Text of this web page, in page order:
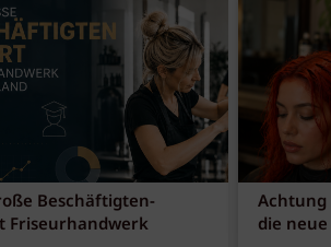
Beschäftigten-
Friseurhandwerk
Achtung
die